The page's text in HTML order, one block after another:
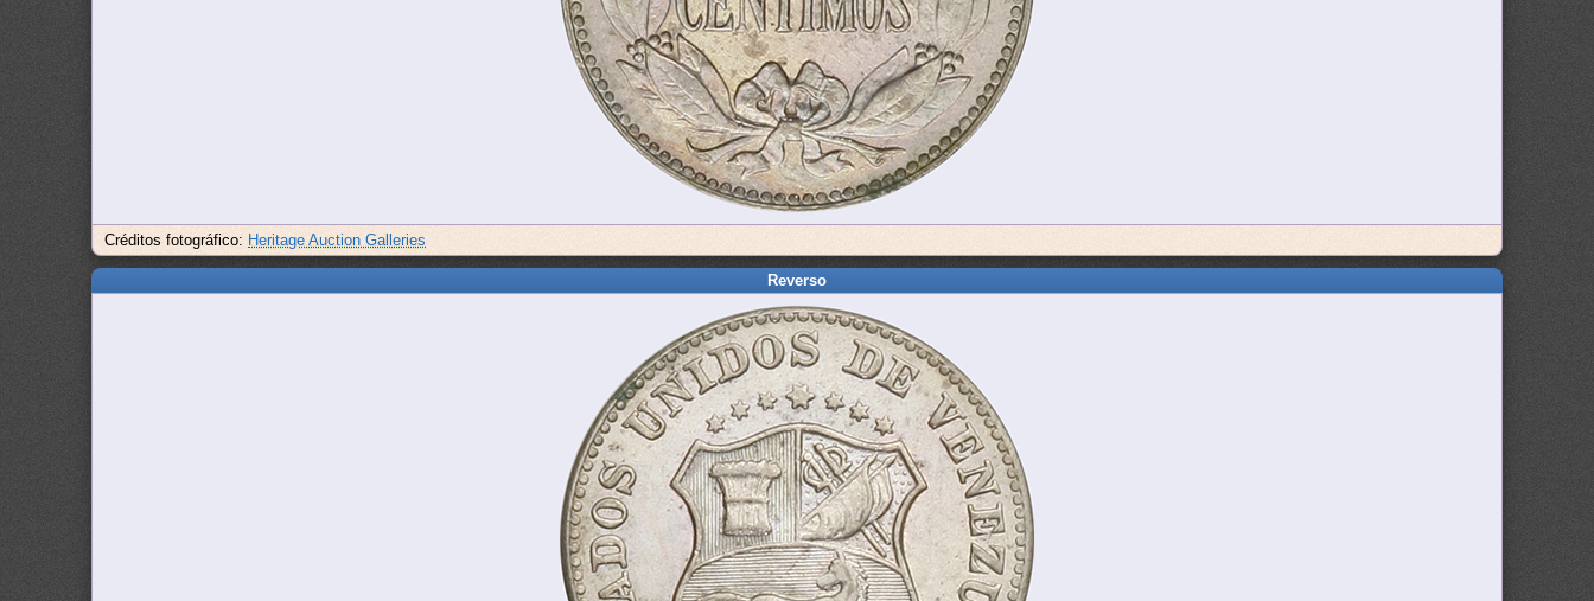
Créditos fotográfico: Heritage Auction Galleries
Reverso